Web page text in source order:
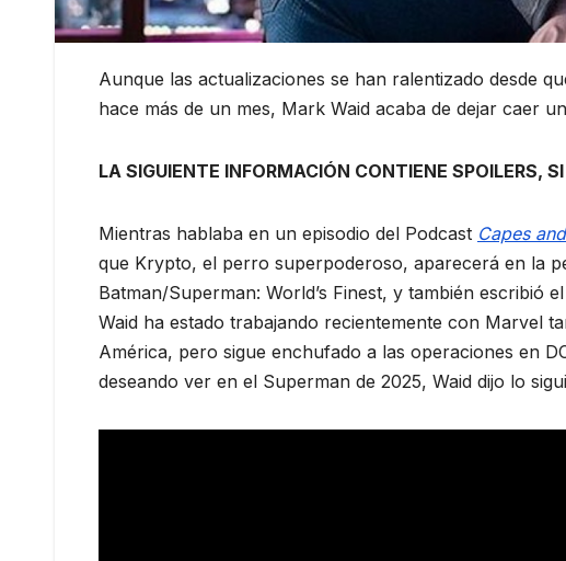
Aunque las actualizaciones se han ralentizado desde
hace más de un mes, Mark Waid acaba de dejar caer
LA SIGUIENTE INFORMACIÓN CONTIENE SPOILERS,
Mientras hablaba en un episodio del Podcast Capes
que Krypto, el perro superpoderoso, aparecerá en la
Batman/Superman: World’s Finest, y también escribió
Waid ha estado trabajando recientemente con Marvel
América, pero sigue enchufado a las operaciones en
deseando ver en el Superman de 2025, Waid dijo lo